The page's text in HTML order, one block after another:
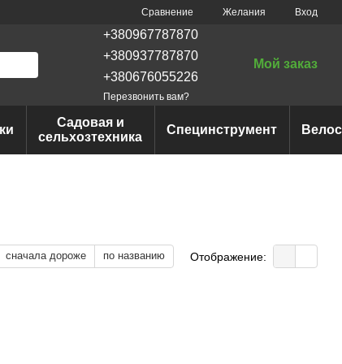
Сравнение Желания Вход
+380967787870
+380937787870
+380676055226
Перезвонить вам?
Мой заказ
Садовая и
сельхозтехника
Специнструмент
сначала дороже по названию Отображение: